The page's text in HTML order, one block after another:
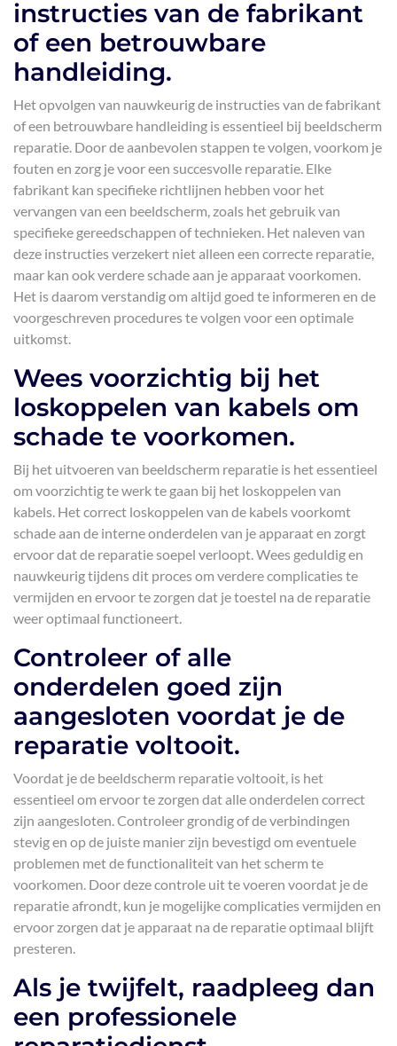
instructies van de fabrikant
of een betrouwbare
handleiding.
Het opvolgen van nauwkeurig de instructies van de fabrikant
of een betrouwbare handleiding is essentieel bij beeldscherm
reparatie. Door de aanbevolen stappen te volgen, voorkom je
fouten en zorg je voor een succesvolle reparatie. Elke
fabrikant kan specifieke richtlijnen hebben voor het
vervangen van een beeldscherm, zoals het gebruik van
specifieke gereedschappen of technieken. Het naleven van
deze instructies verzekert niet alleen een correcte reparatie,
maar kan ook verdere schade aan je apparaat voorkomen.
Het is daarom verstandig om altijd goed te informeren en de
voorgeschreven procedures te volgen voor een optimale
uitkomst.
Wees voorzichtig bij het
loskoppelen van kabels om
schade te voorkomen.
Bij het uitvoeren van beeldscherm reparatie is het essentieel
om voorzichtig te werk te gaan bij het loskoppelen van
kabels. Het correct loskoppelen van de kabels voorkomt
schade aan de interne onderdelen van je apparaat en zorgt
ervoor dat de reparatie soepel verloopt. Wees geduldig en
nauwkeurig tijdens dit proces om verdere complicaties te
vermijden en ervoor te zorgen dat je toestel na de reparatie
weer optimaal functioneert.
Controleer of alle
onderdelen goed zijn
aangesloten voordat je de
reparatie voltooit.
Voordat je de beeldscherm reparatie voltooit, is het
essentieel om ervoor te zorgen dat alle onderdelen correct
zijn aangesloten. Controleer grondig of de verbindingen
stevig en op de juiste manier zijn bevestigd om eventuele
problemen met de functionaliteit van het scherm te
voorkomen. Door deze controle uit te voeren voordat je de
reparatie afrondt, kun je mogelijke complicaties vermijden en
ervoor zorgen dat je apparaat na de reparatie optimaal blijft
presteren.
Als je twijfelt, raadpleeg dan
een professionele